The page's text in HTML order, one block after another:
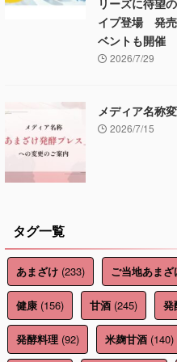
リーズに待望
イプ登場 発売
ベントも開催
2026/7/29
メディア名称
2026/7/15
タグ一覧
あまざけ (233) ご当地あまざ
健康 (156) 甘酒 (245) 発
発酵料理 (92) 米麹甘酒 (140)